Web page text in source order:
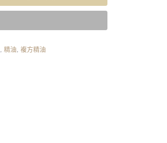
精油 複方精油